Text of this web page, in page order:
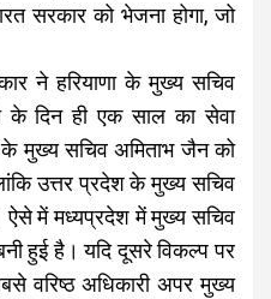
सरकार को भेजना होगा, जो
ने हरियाणा के मुख्य सचिव
के दिन ही एक साल का सेवा
के मुख्य सचिव अमिताभ जैन को
उत्तर प्रदेश के मुख्य सचिव
ऐसे में मध्यप्रदेश में मुख्य सचिव
हुई है। यदि दूसरे विकल्प पर
वरिष्ठ अधिकारी अपर मुख्य